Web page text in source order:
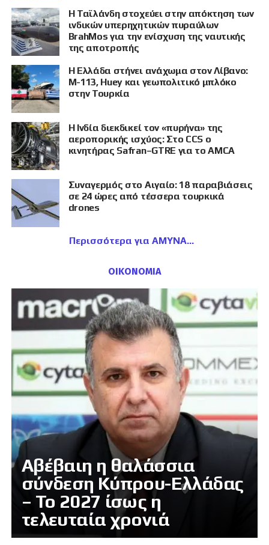
Η Ταϊλάνδη στοχεύει στην απόκτηση των
ινδικών υπερηχητικών πυραύλων
BrahMos για την ενίσχυση της ναυτικής
της αποτροπής
Η Ελλάδα στήνει ανάχωμα στον Λίβανο:
M-113, Huey και γεωπολιτικό μπλόκο
στην Τουρκία
Η Ινδία διεκδικεί τον «πυρήνα» της
αεροπορικής ισχύος: Στο CCS ο
κινητήρας Safran–GTRE για το AMCA
Συναγερμός στο Αιγαίο: 18 παραβιάσεις
σε 24 ώρες από τέσσερα τουρκικά
drones
Περισσότερα για ΑΜΥΝΑ
ΟΙΚΟΝΟΜΙΑ
Αβέβαιη η θαλάσσια
σύνδεση Κύπρου-Ελλάδας
– Το 2027 ίσως η
τελευταία χρονιά